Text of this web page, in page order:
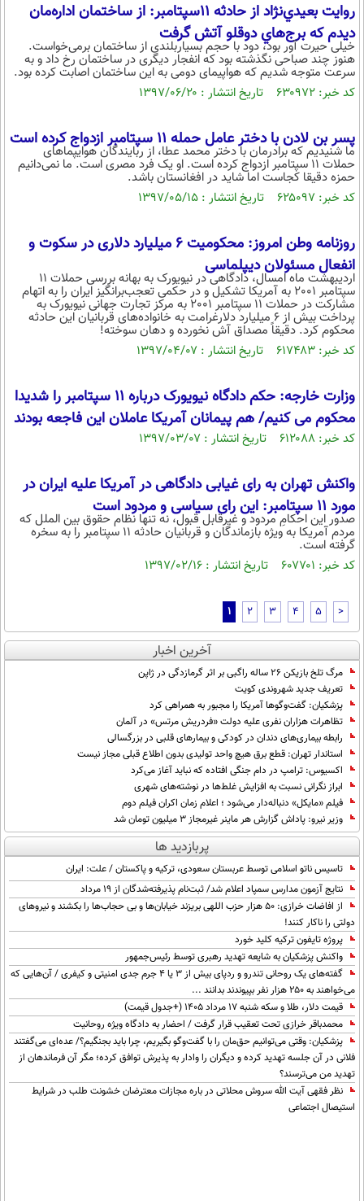
روايت بعيدي‌نژاد از حادثه 11سپتامبر: از ساختمان اداره‌مان
ديدم كه برج‌هاي دوقلو آتش گرفت
خیلی حیرت آور بود، دود با حجم بسیاربلندی از ساختمان برمی‌خواست.
هنوز چند صباحی نگذشته بود که انفجار دیگری در ساختمان رخ داد و به
سرعت متوجه شدیم که هواپیمای دومی به این ساختمان اصابت کرده بود.
کد خبر: ۶۳۰۹۷۲ تاریخ انتشار : ۱۳۹۷/۰۶/۲۰
پسر بن لادن با دختر عامل حمله 11 سپتامبر ازدواج کرده است
ما شنیدیم که برادرمان با دختر محمد عطا، از ربایندگان هوایپماهای
حملات ۱۱ سپتامبر ازدواج کرده است. او یک فرد مصری است. ما نمی‌دانیم
حمزه دقیقا کجاست اما شاید در افغانستان باشد.
کد خبر: ۶۲۵۰۹۷ تاریخ انتشار : ۱۳۹۷/۰۵/۱۵
روزنامه وطن امروز: محکومیت 6 میلیارد دلاری در سکوت و
انفعال مسئولان دیپلماسی
اردیبهشت ماه امسال، دادگاهی در نیویورک به بهانه بررسی حملات 11
سپتامبر 2001 به آمریکا تشکیل و در حکمی تعجب‌برانگیز ایران را به اتهام
مشارکت در حملات 11 سپتامبر 2001 به مرکز تجارت جهانی نیویورک به
پرداخت بیش از 6 میلیارد دلارغرامت به خانواده‌های قربانیان این حادثه
محکوم کرد. دقیقاً مصداق آش نخورده و دهان سوخته!
کد خبر: ۶۱۷۴۸۳ تاریخ انتشار : ۱۳۹۷/۰۴/۰۷
وزارت خارجه: حکم دادگاه نیویورک درباره 11 سپتامبر را شدیدا
محکوم می کنیم/ هم پیمانان آمریکا عاملان این فاجعه بودند
کد خبر: ۶۱۲۰۸۸ تاریخ انتشار : ۱۳۹۷/۰۳/۰۷
واکنش تهران به رای غیابی دادگاهی در آمریکا علیه ایران در
مورد 11 سپتامبر: این رای سیاسی و مردود است
صدور این احکامِ مردود و غیرقابل قبول، نه تنها نظام حقوق بین الملل که
مردم آمریکا به ویژه بازماندگان و قربانیان حادثه ۱۱ سپتامبر را به سخره
گرفته است.
کد خبر: ۶۰۷۷۰۱ تاریخ انتشار : ۱۳۹۷/۰۲/۱۶
1 2 3 4 5 >
آخرین اخبار
مرگ تلخ بازیکن ۲۶ ساله راگبی بر اثر گرمازدگی در ژاپن
تعریف جدید شهروندی کویت
پزشکیان: گفت‌و‌گو‌ها آمریکا را مجبور به همراهی کرد
تظاهرات هزاران نفری علیه دولت «فردریش مرتس» در آلمان
رابطه بیماری‌های دندان در کودکی و بیمار‌های قلبی در بزرگسالی
استاندار تهران: قطع برق هیچ واحد تولیدی بدون اطلاع قبلی مجاز نیست
اکسیوس: ترامپ در دام جنگی افتاده که نباید آغاز می‌کرد
ابراز نگرانی نسبت به افزایش غلط‌ها در نوشته‌های شهری
فیلم «مایکل» دنباله‌دار می‌شود ؛ اعلام زمان اکران فیلم دوم
وزیر نیرو: پاداش گزارش هر ماینر غیرمجاز ۳ میلیون تومان شد
پربازدید ها
تاسیس ناتو اسلامی توسط عربستان سعودی، ترکیه و پاکستان / علت: ایران
نتایج آزمون مدارس سمپاد اعلام شد/ ثبت‌نام پذیرفته‌شدگان از ۱۹ مرداد
از افاضات خرازی: ۵۰ هزار حزب اللهی بریزند خیابان‌ها و بی حجاب‌ها را بکشند و نیرو‌های
دولتی را ناکار کنند!
پروژه تایفون ترکیه کلید خورد
واکنش پزشکیان به شایعه تهدید رهبری توسط رئیس‌جمهور
گفته‌های یک روحانی تندرو و ردپای بیش از ۳ یا ۴ جرم جدی امنیتی و کیفری / آن‌هایی که
می‌خواهند به ۲۵۰ هزار نفر بپیوندند بدانند ...
قیمت دلار، طلا و سکه شنبه ۱۷ مرداد ۱۴۰۵ (+جدول قیمت)
محمدباقر خرازی تحت تعقیب قرار گرفت / احضار به دادگاه ویژه روحانیت
پزشکیان: وقتی می‌توانیم حق‌مان را با گفت‌وگو بگیریم، چرا باید بجنگیم؟/ عده‌ای می‌گفتند
فلانی در آن جلسه تهدید کرده و دیگران را وادار به پذیرش توافق کرده؛ مگر آن فرماندهان از
تهدید من می‌ترسند؟
نظر فقهی آیت الله سروش محلاتی در باره مجازات معترضان خشونت طلب در شرایط
استیصال اجتماعی